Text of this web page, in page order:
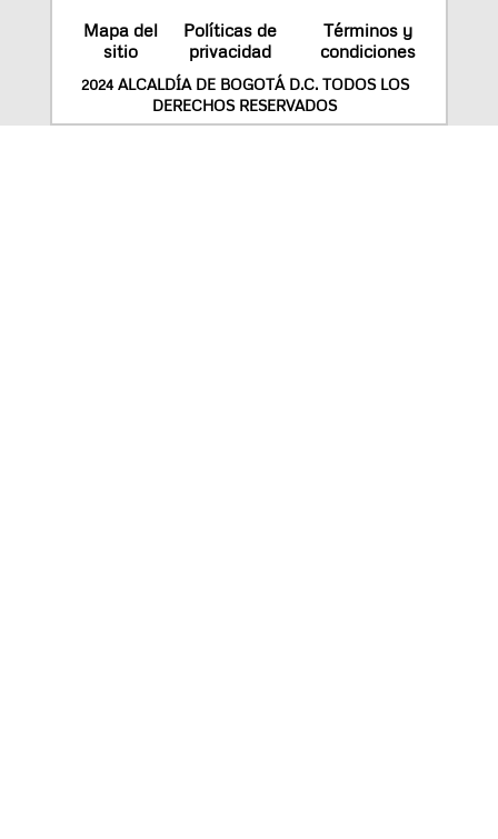
Mapa del
sitio
Políticas de
privacidad
Términos y
condiciones
2024 ALCALDÍA DE BOGOTÁ D.C. TODOS LOS
DERECHOS RESERVADOS